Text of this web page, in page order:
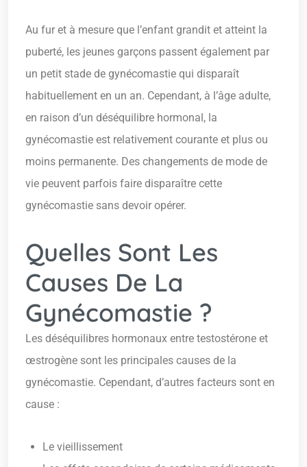
Au fur et à mesure que l’enfant grandit et atteint la
puberté, les jeunes garçons passent également par
un petit stade de gynécomastie qui disparaît
habituellement en un an. Cependant, à l’âge adulte,
en raison d’un déséquilibre hormonal, la
gynécomastie est relativement courante et plus ou
moins permanente. Des changements de mode de
vie peuvent parfois faire disparaître cette
gynécomastie sans devoir opérer.
Quelles Sont Les
Causes De La
Gynécomastie ?
Les déséquilibres hormonaux entre testostérone et
œstrogène sont les principales causes de la
gynécomastie. Cependant, d’autres facteurs sont en
cause :
Le vieillissement